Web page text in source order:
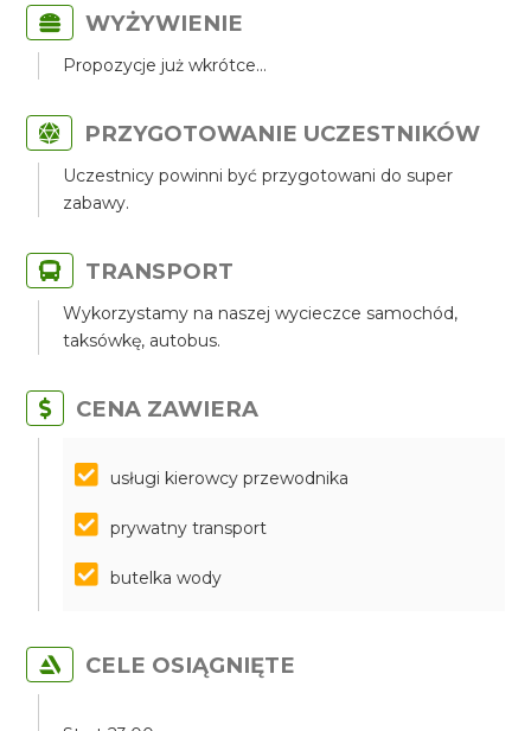
WYŻYWIENIE
Propozycje już wkrótce...
PRZYGOTOWANIE UCZESTNIKÓW
Uczestnicy powinni być przygotowani do super
zabawy.
TRANSPORT
Wykorzystamy na naszej wycieczce samochód,
taksówkę, autobus.
CENA ZAWIERA
​​​​​​​usługi kierowcy przewodnika
prywatny transport
butelka wody
CELE OSIĄGNIĘTE